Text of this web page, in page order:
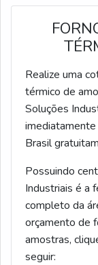
Realize uma
térmico de
Soluções
Brasil
Possuindo
Industriais é a
completo da
orçamento de
amostras,
seguir: